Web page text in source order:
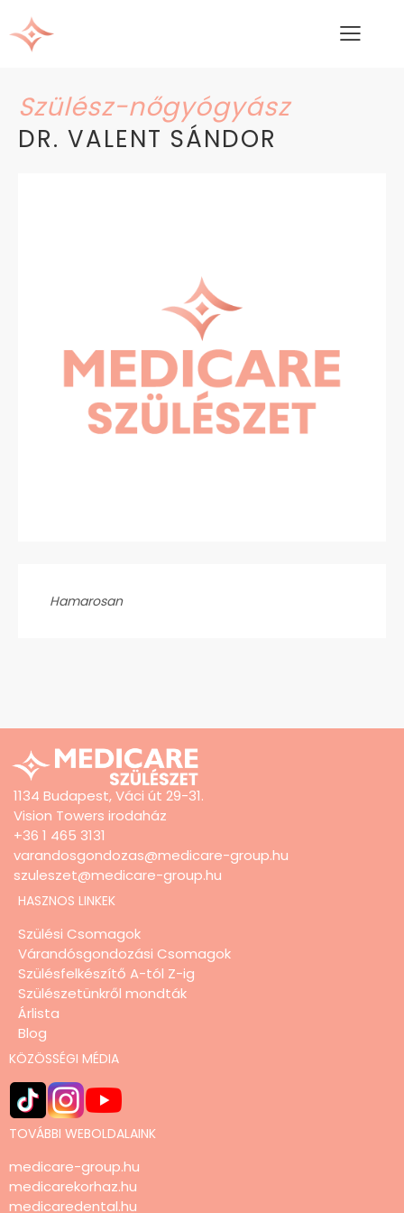
Szülész-nőgyógyász
DR. VALENT SÁNDOR
Hamarosan
1134 Budapest, Váci út 29-31.
Vision Towers irodaház
+36 1 465 3131
varandosgondozas@medicare-group.hu
szuleszet@medicare-group.hu
HASZNOS LINKEK
Szülési Csomagok
Várandósgondozási Csomagok
Szülésfelkészítő A-tól Z-ig
Szülészetünkről mondták
Árlista
Blog
KÖZÖSSÉGI MÉDIA
TOVÁBBI WEBOLDALAINK
medicare-group.hu
medicarekorhaz.hu
medicaredental.hu